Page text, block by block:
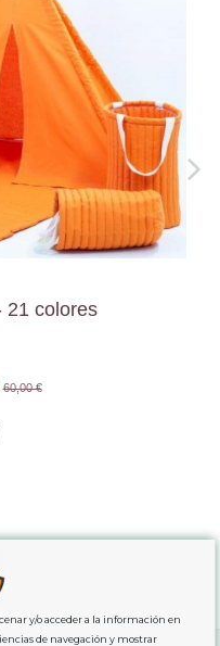
21 colores
60,00 €
a 80€
y/o acceder a la información en
de navegación y mostrar